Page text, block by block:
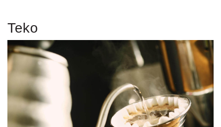
Teko